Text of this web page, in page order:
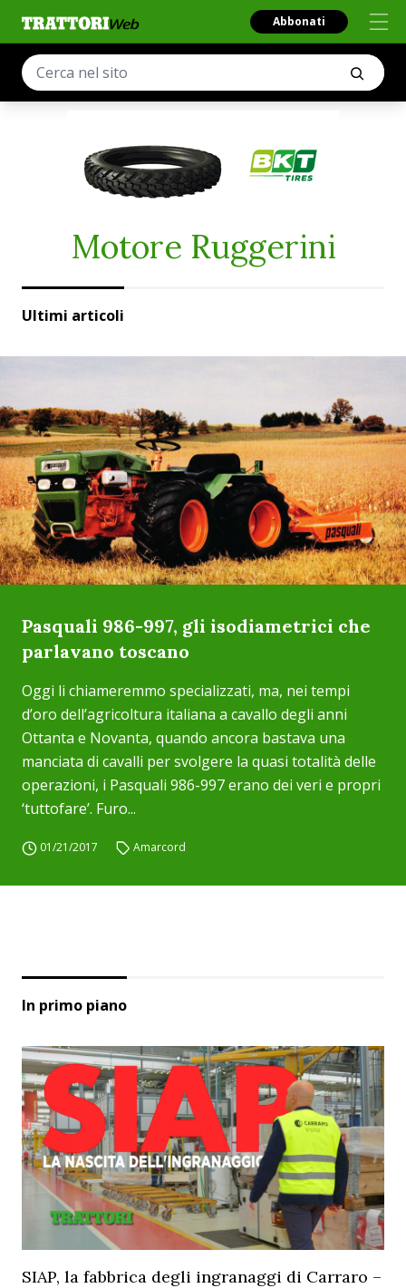
Abbonati
Motore Ruggerini
Ultimi articoli
Pasquali 986-997, gli isodiametrici che
parlavano toscano
Oggi li chiameremmo specializzati, ma, nei tempi
d’oro dell’agricoltura italiana a cavallo degli anni
Ottanta e Novanta, quando ancora bastava una
manciata di cavalli per svolgere la quasi totalità delle
operazioni, i Pasquali 986-997 erano dei veri e propri
‘tuttofare’. Furo...
01/21/2017 Amarcord
In primo piano
SIAP, la fabbrica degli ingranaggi di Carraro –